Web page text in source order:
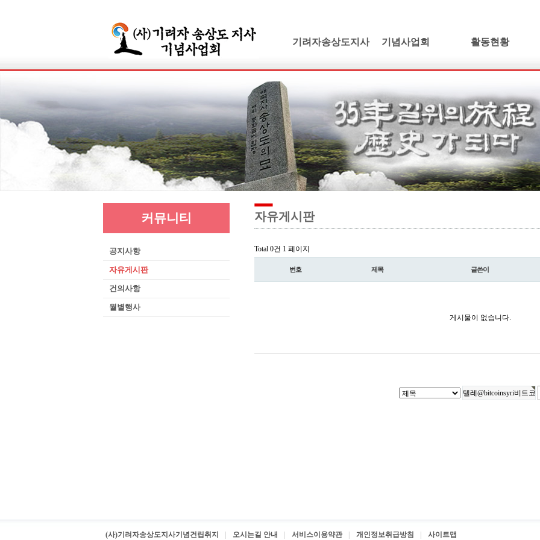
기려자송상도지사
연보 및 가계도
기려수필집필동기
생애와사상
유묵과유품
연혁지
추모의글
기념사업회
인사말
정관 및 조직도
임원현황
사업계획
정기총회자료
오시는길
활동현황
학술발표회논단
동영상갤러리
소설/기려수필
만화/기려수필
드라마/기려수필
오페라/기려수필
커뮤니티
공지사항
자유게시판
건의사항
월별행사
자유게시판
Total 0건 1 페이지
번호 제목 글쓴이
게시물이 없습니다.
(사)기려자송상도지사기념건립취지 오시는길 안내 서비스이용약관 개인정보취급방침 사이트맵